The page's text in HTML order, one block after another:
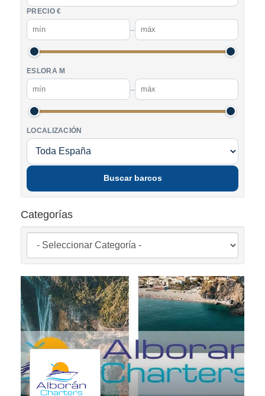
PRECIO €
–
ESLORA M
–
LOCALIZACIÓN
Buscar barcos
Categorías